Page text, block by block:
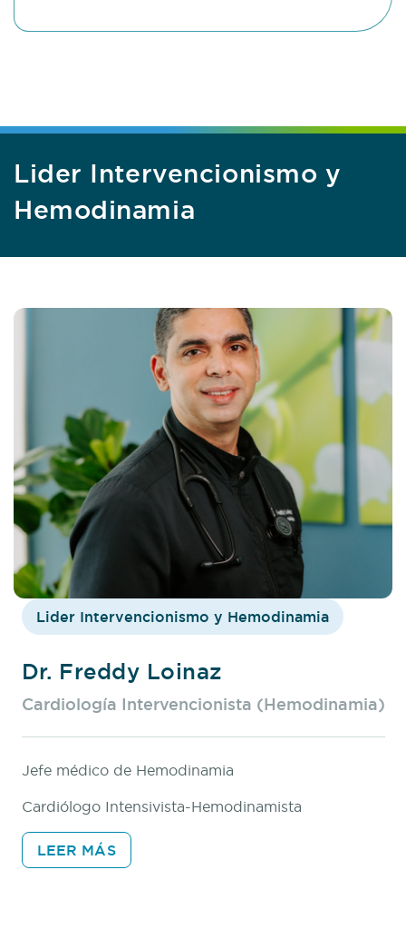
Lider Intervencionismo y
Hemodinamia
Lider Intervencionismo y Hemodinamia
Dr. Freddy Loinaz
Cardiología Intervencionista (Hemodinamia)
Jefe médico de Hemodinamia
Cardiólogo Intensivista-Hemodinamista
LEER MÁS